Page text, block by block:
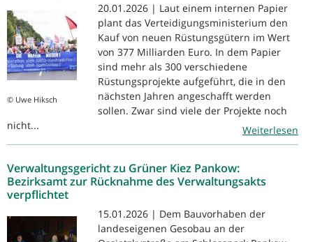
© Uwe Hiksch
20.01.2026 | Laut einem internen Papier
plant das Verteidigungsministerium den
Kauf von neuen Rüstungsgütern im Wert
von 377 Milliarden Euro. In dem Papier
sind mehr als 300 verschiedene
Rüstungsprojekte aufgeführt, die in den
nächsten Jahren angeschafft werden
sollen. Zwar sind viele der Projekte noch
nicht...
Weiterlesen
Verwaltungsgericht zu Grüner Kiez Pankow:
Bezirksamt zur Rücknahme des Verwaltungsakts
verpflichtet
15.01.2026 | Dem Bauvorhaben der
landeseigenen Gesobau an der